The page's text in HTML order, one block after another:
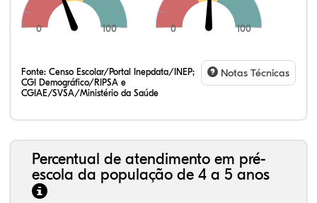
0 100 0 100
Fonte: Censo Escolar/Portal Inepdata/INEP;
CGI Demográfico/RIPSA e
CGIAE/SVSA/Ministério da Saúde
Notas Técnicas
Percentual de atendimento em pré-
escola da população de 4 a 5 anos